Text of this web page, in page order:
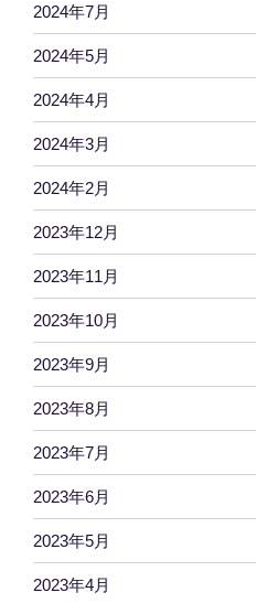
2024年7月
2024年5月
2024年4月
2024年3月
2024年2月
2023年12月
2023年11月
2023年10月
2023年9月
2023年8月
2023年7月
2023年6月
2023年5月
2023年4月